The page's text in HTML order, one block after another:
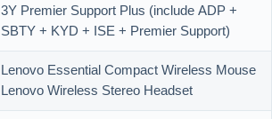
3Y Premier Support Plus (include ADP +
SBTY + KYD + ISE + Premier Support)
Lenovo Essential Compact Wireless Mouse
Lenovo Wireless Stereo Headset